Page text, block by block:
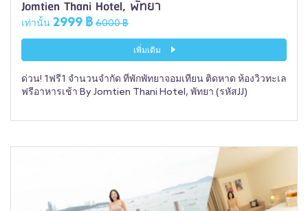
Jomtien Thani Hotel, พัทยา
เท่านั้น 2999 ฿ 6000 ฿
เพิ่มเติม
ด่วน! 1ฟรี1 จำนวนจำกัด ที่พักพัทยาจอมเทียน ติดหาด ห้องวิวทะเล
ฟรีอาหารเช้า By Jomtien Thani Hotel, พัทยา (รหัสJJ)